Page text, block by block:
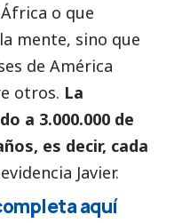
o que
mente, sino que
de América
otros. La
a 3.000.000 de
es decir, cada
Javier.
aquí